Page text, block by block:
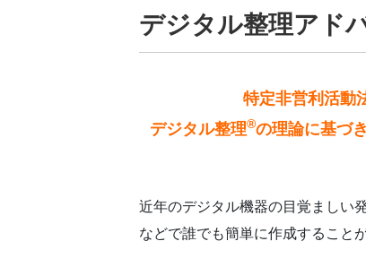
デジタル整理アド
特定非営利活動
デジタル整理®の理論に基づ
近年のデジタル機器の目覚ましい
などで誰でも簡単に作成すること